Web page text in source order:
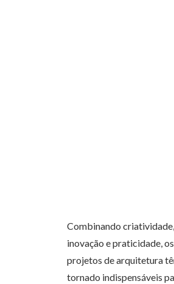
Combinando criatividade,
inovação e praticidade, os
projetos de arquitetura
tornado indispensáveis